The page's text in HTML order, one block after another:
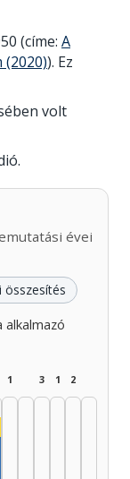
(címe: A
(2020)). Ez
volt
évei
összesítés
alkalmazó
5
1985–1989: 1
1995–1999:
1 3 1 2